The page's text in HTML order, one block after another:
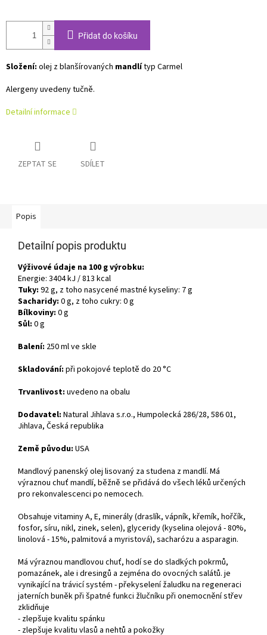
Přidat do košíku
Složení: olej z blanšírovaných mandlítyp Carmel
Alergeny uvedeny tučně.
Detailní informace
ZEPTAT SE SDÍLET
Popis
Detailní popis produktu
Výživové údaje na 100 g výrobku:
Energie: 3404 kJ / 813 kcal
Tuky: 92 g, z toho nasycené mastné kyseliny: 7 g
Sacharidy: 0 g, z toho cukry: 0 g
Bílkoviny: 0 g
Sůl: 0 g
Balení: 250 ml ve skle
Skladování: při pokojové teplotě do 20 °C
Trvanlivost: uvedeno na obalu
Dodavatel: Natural Jihlava s.r.o., Humpolecká 286/28, 586 01,
Jihlava, Česká republika
Země původu: USA
Mandlový panenský olej lisovaný za studena z mandlí. Má
výraznou chuť mandlí, běžně se přidává do všech léků určených
pro rekonvalescenci po nemocech.
Obsahuje vitaminy A, E, minerály (draslík, vápník, křemík, hořčík,
fosfor, síru, nikl, zinek, selen), glyceridy (kyselina olejová - 80%,
linolová - 15%, palmitová a myristová), sacharózu a asparagin.
Má výraznou mandlovou chuť, hodí se do sladkých pokrmů,
pomazánek, ale i dresingů a zejména do ovocných salátů. je
vynikající na trávicí systém - překyselení žaludku na regeneraci
jaterních buněk při špatné funkci žlučníku při onemocnění střev
zklidňuje
- zlepšuje kvalitu spánku
- zlepšuje kvalitu vlasů a nehtů a pokožky